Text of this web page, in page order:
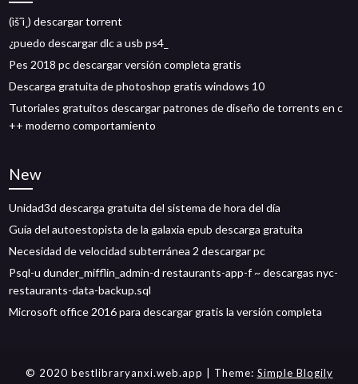
(ìšˆì¸) descargar torrent
¿puedo descargar dlc a usb ps4_
Pes 2018 pc descargar versión completa gratis
Descarga gratuita de photoshop gratis windows 10
Tutoriales gratuitos descargar patrones de diseño de torrents en c
++ moderno comportamiento
New
Unidad3d descarga gratuita del sistema de hora del día
Guía del autoestopista de la galaxia epub descarga gratuita
Necesidad de velocidad subterránea 2 descargar pc
Psql-u dunder_mifflin_admin-d restaurants-app-f ~ descargas nyc-
restaurants-data-backup.sql
Microsoft office 2016 para descargar gratis la versión completa
© 2020 bestlibraryanxi.web.app | Theme: Simple Blogily